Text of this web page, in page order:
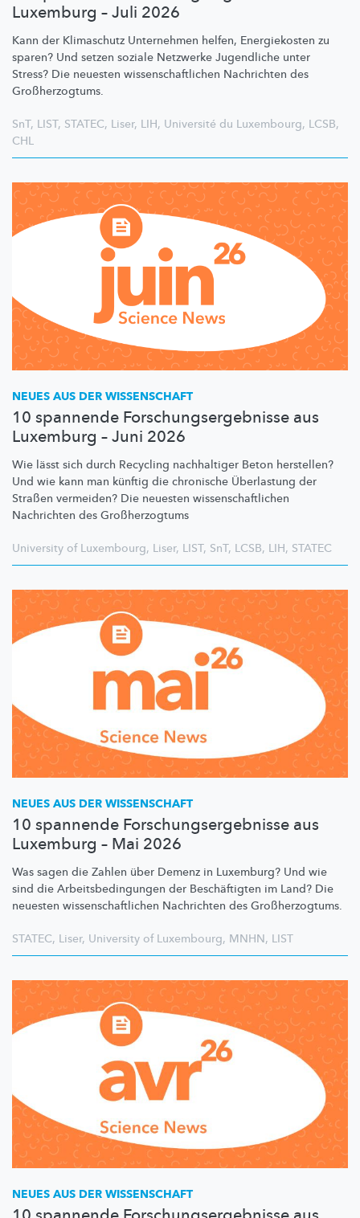
Luxemburg – Juli 2026
Kann der Klimaschutz Unternehmen helfen, Energiekosten zu
sparen? Und setzen soziale Netzwerke Jugendliche unter
Stress? Die neuesten wissenschaftlichen Nachrichten des
Großherzogtums.
SnT, LIST, STATEC, Liser, LIH, Université du Luxembourg, LCSB,
CHL
NEUES AUS DER WISSENSCHAFT
10 spannende Forschungsergebnisse aus
Luxemburg – Juni 2026
Wie lässt sich durch Recycling nachhaltiger Beton herstellen?
Und wie kann man künftig die chronische Überlastung der
Straßen vermeiden? Die neuesten wissenschaftlichen
Nachrichten des Großherzogtums
University of Luxembourg, Liser, LIST, SnT, LCSB, LIH, STATEC
NEUES AUS DER WISSENSCHAFT
10 spannende Forschungsergebnisse aus
Luxemburg – Mai 2026
Was sagen die Zahlen über Demenz in Luxemburg? Und wie
sind die Arbeitsbedingungen der Beschäftigten im Land? Die
neuesten wissenschaftlichen Nachrichten des Großherzogtums.
STATEC, Liser, University of Luxembourg, MNHN, LIST
NEUES AUS DER WISSENSCHAFT